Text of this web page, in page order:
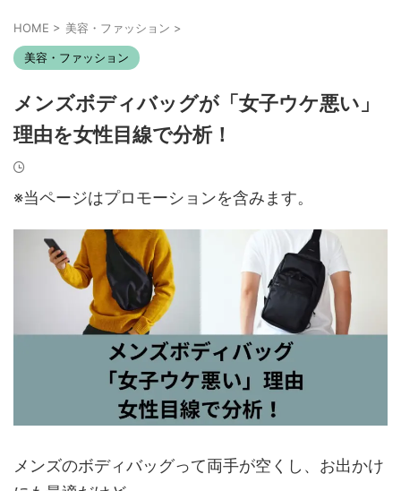
HOME > 美容・ファッション >
美容・ファッション
メンズボディバッグが「女子ウケ悪い」
理由を女性目線で分析！
※当ページはプロモーションを含みます。
メンズのボディバッグって両手が空くし、お出かけ